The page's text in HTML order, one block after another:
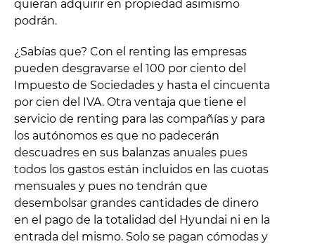
quieran adquirir en propiedad asimismo
podrán.
¿Sabías que? Con el renting las empresas
pueden desgravarse el 100 por ciento del
Impuesto de Sociedades y hasta el cincuenta
por cien del IVA. Otra ventaja que tiene el
servicio de renting para las compañías y para
los autónomos es que no padecerán
descuadres en sus balanzas anuales pues
todos los gastos están incluidos en las cuotas
mensuales y pues no tendrán que
desembolsar grandes cantidades de dinero
en el pago de la totalidad del Hyundai ni en la
entrada del mismo. Solo se pagan cómodas y